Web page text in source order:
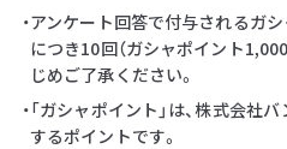
・アンケート回答で付与されるガ
につき10回（ガシャポイント
じめご了承ください。
・「ガシャポイント」は、株式会
するポイントです。